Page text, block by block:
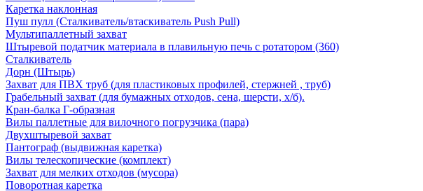
Каретка наклонная
Пуш пулл (Сталкиватель/втаскиватель Push Pull)
Мультипаллетный захват
Штыревой податчик материала в плавильную печь с ротатором (360)
Сталкиватель
Дорн (Штырь)
Захват для ПВХ труб (для пластиковых профилей, стержней , труб)
Грабельный захват (для бумажных отходов, сена, шерсти, х/б).
Кран-балка Г-образная
Вилы паллетные для вилочного погрузчика (пара)
Двухштыревой захват
Пантограф (выдвижная каретка)
Вилы телескопические (комплект)
Захват для мелких отходов (мусора)
Поворотная каретка